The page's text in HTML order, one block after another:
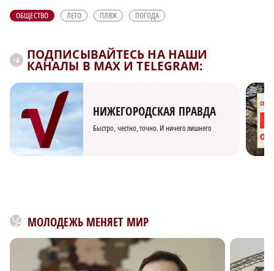
ОБЩЕСТВО ЛЕТО ПЛЯЖ ПОГОДА
ПОДПИСЫВАЙТЕСЬ НА НАШИ
КАНАЛЫ В MAX И TELEGRAM:
НИЖЕГОРОДСКАЯ ПРАВДА
Быстро, честно, точно. И ничего лишнего
МОЛОДЕЖЬ МЕНЯЕТ МИР